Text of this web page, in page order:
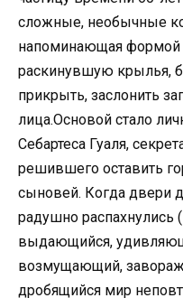
сложные, необычные
напоминающая формой
раскинувшую крылья,
прикрыть, заслонить
лица.Основой стало
Себартеса Гуаля,
решившего оставить
сыновей. Когда двери
радушно распахнулись
выдающийся,
возмущающий,
дробящийся мир